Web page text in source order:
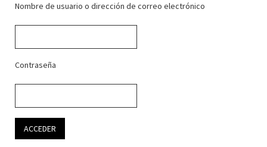
Nombre de usuario o dirección de correo electrónico
Contraseña